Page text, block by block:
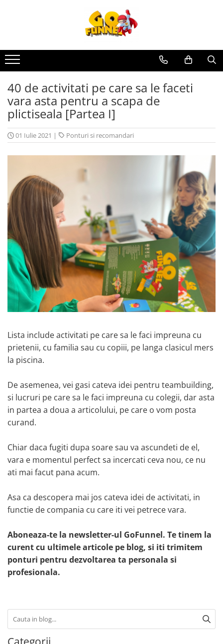
40 de activitati pe care sa le faceti
vara asta pentru a scapa de
plictiseala [Partea I]
01 Iulie 2021 | Ponturi si recomandari
Lista include activitati pe care sa le faci impreuna cu
prietenii, cu familia sau cu copiii, pe langa clasicul mers
la piscina.
De asemenea, vei gasi cateva idei pentru teambuilding,
si lucruri pe care sa le faci impreuna cu colegii, dar asta
in partea a doua a articolului, pe care o vom posta
curand.
Chiar daca fugiti dupa soare sau va ascundeti de el,
vara e momentul perfect sa incercati ceva nou, ce nu
ati mai facut pana acum.
Asa ca descopera mai jos cateva idei de activitati, in
functie de compania cu care iti vei petrece vara.
Aboneaza-te la newsletter-ul GoFunnel. Te tinem la
curent cu ultimele articole pe blog, si iti trimitem
ponturi pentru dezvoltarea ta personala si
profesionala.